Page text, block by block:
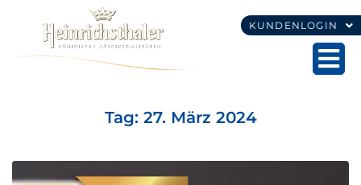
KUNDENLOGIN
Tag: 27. März 2024